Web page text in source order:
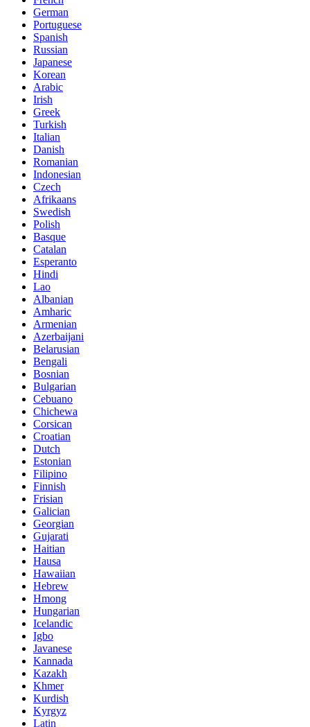
German
Portuguese
Spanish
Russian
Japanese
Korean
Arabic
Irish
Greek
Turkish
Italian
Danish
Romanian
Indonesian
Czech
Afrikaans
Swedish
Polish
Basque
Catalan
Esperanto
Hindi
Lao
Albanian
Amharic
Armenian
Azerbaijani
Belarusian
Bengali
Bosnian
Bulgarian
Cebuano
Chichewa
Corsican
Croatian
Dutch
Estonian
Filipino
Finnish
Frisian
Galician
Georgian
Gujarati
Haitian
Hausa
Hawaiian
Hebrew
Hmong
Hungarian
Icelandic
Igbo
Javanese
Kannada
Kazakh
Khmer
Kurdish
Kyrgyz
Latin